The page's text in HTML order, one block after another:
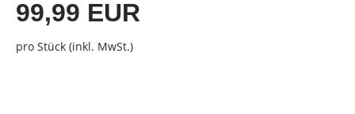
99,99 EUR
pro Stück (inkl. MwSt.)